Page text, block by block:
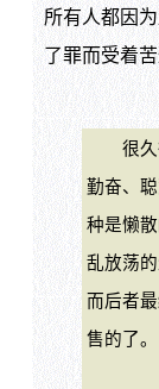
所有人都因
了罪而受着
很久很
勤奋、
种是懒
乱放荡
而后者
售的了。